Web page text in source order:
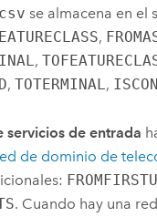
se almacena en el
,
,
, TOTERMINAL,
servicios de entrada
de dominio de
. Cuando hay una